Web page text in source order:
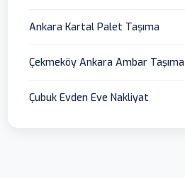
Ankara Kartal Palet Taşıma
Çekmeköy Ankara Ambar Taşıma
Çubuk Evden Eve Nakliyat